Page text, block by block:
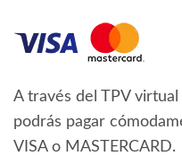
A través del TPV
podrás pagar
VISA o MASTERCARD.